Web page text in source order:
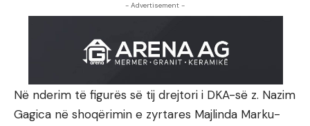
- Advertisement -
Në nderim të figurës së tij drejtori i DKA-së z. Nazim
Gagica në shoqërimin e zyrtares Majlinda Marku-